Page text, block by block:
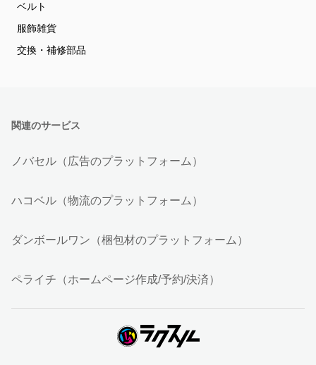
ベルト
服飾雑貨
交換・補修部品
関連のサービス
ノバセル（広告のプラットフォーム）
ハコベル（物流のプラットフォーム）
ダンボールワン（梱包材のプラットフォーム）
ペライチ（ホームページ作成/予約/決済）